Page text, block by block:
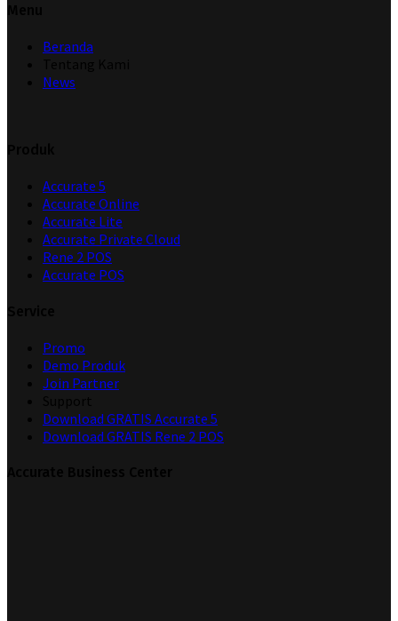
Beranda
News
Accurate 5
Accurate Online
Accurate Lite
Accurate Private Cloud
Rene 2 POS
Accurate POS
Promo
Demo Produk
Join Partner
Download GRATIS Accurate 5
Download GRATIS Rene 2 POS